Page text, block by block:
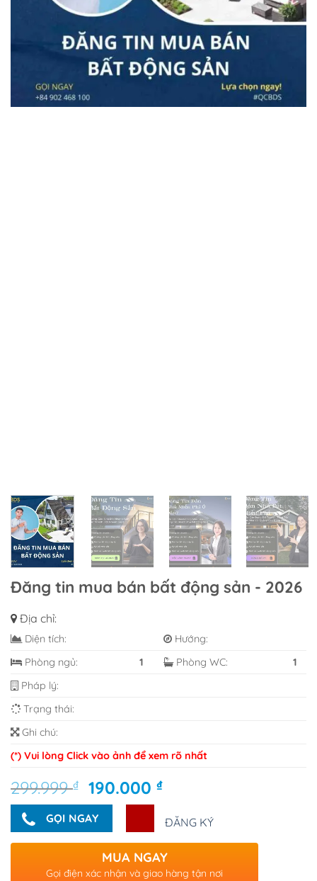
Đăng tin mua bán bất động sản - 2026
Địa chỉ:
Diện tích:
Hướng:
Phòng ngủ:
1 Phòng WC:
1
Pháp lý:
Trạng thái:
Ghi chú:
(*) Vui lòng Click vào ảnh để xem rõ nhất
299.999₫
Giá
gốc
là:
299.999 ₫.
190.000₫Giá
tại
là:
190.000 ₫.
GỌI NGAY ĐĂNG KÝ
MUA NGAY
Gọi điện xác nhận và giao hàng tận nơi